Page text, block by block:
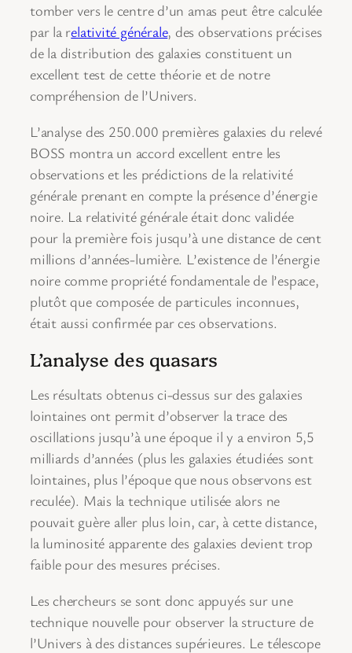
tomber vers le centre d’un amas peut être calculée
par la relativité générale, des observations précises
de la distribution des galaxies constituent un
excellent test de cette théorie et de notre
compréhension de l’Univers.
L’analyse des 250.000 premières galaxies du relevé
BOSS montra un accord excellent entre les
observations et les prédictions de la relativité
générale prenant en compte la présence d’énergie
noire. La relativité générale était donc validée
pour la première fois jusqu’à une distance de cent
millions d’années-lumière. L’existence de l’énergie
noire comme propriété fondamentale de l’espace,
plutôt que composée de particules inconnues,
était aussi confirmée par ces observations.
L’analyse des quasars
Les résultats obtenus ci-dessus sur des galaxies
lointaines ont permit d’observer la trace des
oscillations jusqu’à une époque il y a environ 5,5
milliards d’années (plus les galaxies étudiées sont
lointaines, plus l’époque que nous observons est
reculée). Mais la technique utilisée alors ne
pouvait guère aller plus loin, car, à cette distance,
la luminosité apparente des galaxies devient trop
faible pour des mesures précises.
Les chercheurs se sont donc appuyés sur une
technique nouvelle pour observer la structure de
l’Univers à des distances supérieures. Le télescope